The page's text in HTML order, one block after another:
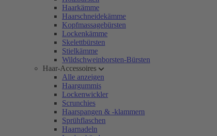
Haarkämme
Haarschneidekämme
Kopfmassagebürsten
Lockenkämme
Skelettbürsten
Stielkämme
Wildschweinborsten-Bürsten
Haar-Accessoires
Alle anzeigen
Haargummis
Lockenwickler
Scrunchies
Haarspangen & -klammern
Sprühflaschen
Haarnadeln